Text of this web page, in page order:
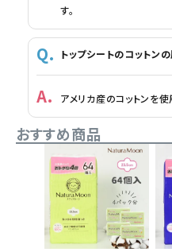
す。
トップシートのコットン
アメリカ産のコットンを使
おすすめ商品